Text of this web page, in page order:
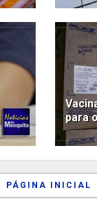
para
PÁGINA INICIAL